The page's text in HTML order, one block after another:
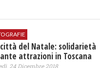
del Natale: solidarietà
attrazioni in Toscana
24 Dicembre 2018